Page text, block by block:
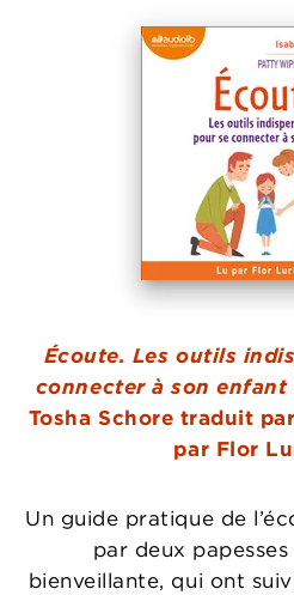
Écoute. Les outils
connecter à son enfant
Tosha Schore traduit
par Flor
Un guide pratique de
par deux
bienveillante, qui ont